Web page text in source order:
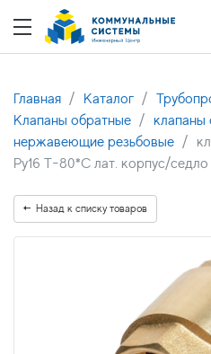
Главная Каталог
Клапаны обратные
клапаны
нержавеющие резьбовые
Ру16 Т-80*С лат. корпус/седло
Назад к списку товаров